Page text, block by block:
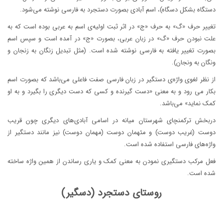
دستگاه بشکل دسگاه)، اسم آبادی بصورت دستجرد به فارسی نوشته می‌شود.
تغییر حرف «گ» به حرف «ج» در اثر ثبت اولیه‌ی اسم به عربی بوده است که به
علت نبودن حرف «گ» در زبان عربی، بصورت «ج» در آمده است و سپس اسم
بصورت تغییر یافته به فارسی نوشته شده است. (مثل تبدیل زنگان به زنجان و
ونگان به ونجان).
از نظر لغوی واژه‌ی دستگیر در زبان فارسی صفت فاعلی می‌باشد که بصورت اسم
بکار می رود و به معنی «دست گیرنده و کسی که دست دیگری را بگیرد و به او
کمک نماید» می‌باشد.
دربخش ترکمنچای شهرستان میانه در اسامی آبادی‌های دیگری چون قریب
دوست (غریب دوست) و مئهمان دوست (مهمان دوست) نیز مانند دستگیر از
واژه‌های فارسی استفاده شده است.
فعل مرکب دستگیری نمودن به معنی کمک و یاری رساندن از همین واژه ساخته
شده است.
روستای دستجرد (دسگیر)